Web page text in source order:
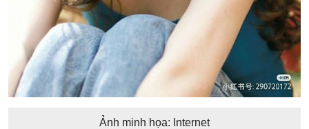
Ảnh minh họa: Internet